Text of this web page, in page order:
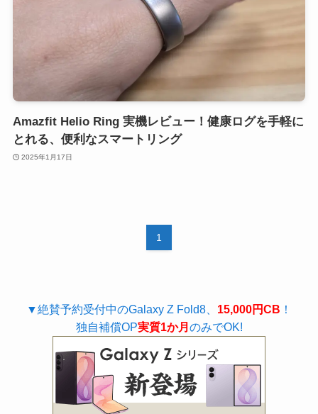
Amazfit Helio Ring 実機レビュー！健康ログを手軽に
とれる、便利なスマートリング
2025年1月17日
1
▼絶賛予約受付中のGalaxy Z Fold8、 15,000円CB ！
独自補償OP実質1か月 のみでOK!